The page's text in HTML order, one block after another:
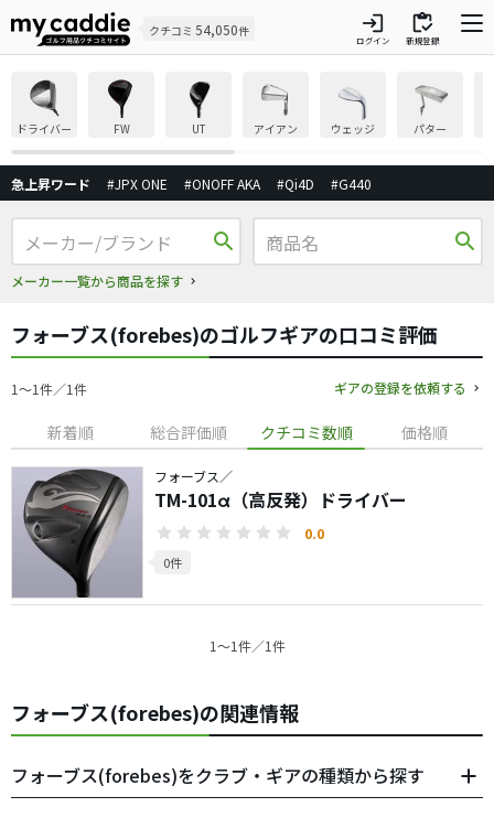
クチコミ 54,050件 login
ログイン
inventory
新規登録
ドライバー FW UT アイアン ウェッジ パター
急上昇ワード #JPX ONE #ONOFF AKA #Qi4D #G440
search
メーカー一覧から商品を探す
search
フォーブス(forebes)のゴルフギアの口コミ評価
1〜1件／1件 ギアの登録を依頼する
新着順 総合評価順 クチコミ数順 価格順
フォーブス／
TM-101α（高反発）ドライバー
0.0
0件
1〜1件／1件
フォーブス(forebes)の関連情報
フォーブス(forebes)をクラブ・ギアの種類から探す